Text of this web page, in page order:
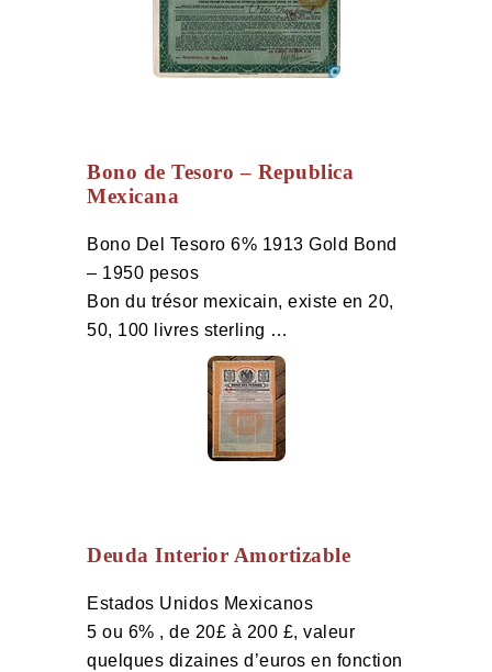
Bono de Tesoro – Republica
Mexicana
Bono Del Tesoro 6% 1913 Gold Bond
– 1950 pesos
Bon du trésor mexicain, existe en 20,
50, 100 livres sterling …
Deuda Interior Amortizable
Estados Unidos Mexicanos
5 ou 6% , de 20£ à 200 £, valeur
quelques dizaines d’euros en fonction